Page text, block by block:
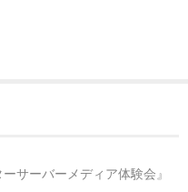
サーバーメディア体験会』